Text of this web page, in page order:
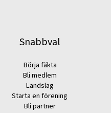
Snabbval
Börja fäkta
Bli medlem
Landslag
Starta en förening
Bli partner